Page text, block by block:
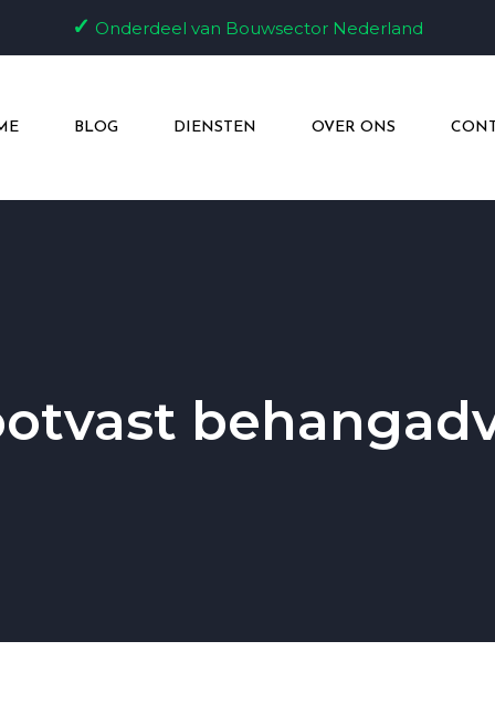
✓ Onderdeel van Bouwsector Nederland
BLOG DIENSTEN OVER ONS